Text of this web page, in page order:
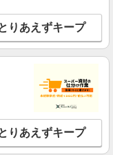
詳細を見る
りあえずキープ
りあえずキープ